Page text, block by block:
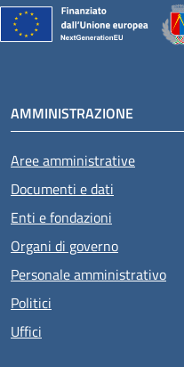
AMMINISTRAZIONE
Aree amministrative
Documenti e dati
Enti e fondazioni
Organi di governo
Personale amministrativo
Politici
Uffici